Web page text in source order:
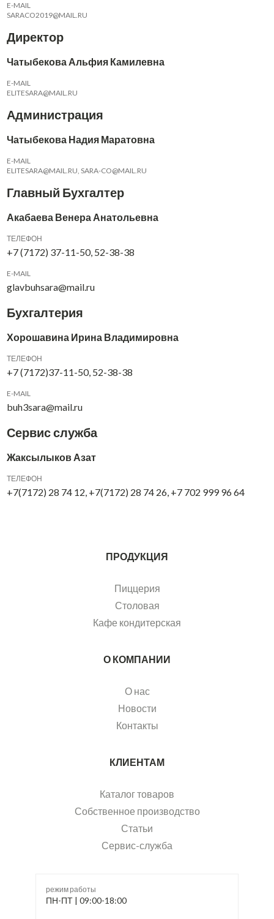
E-MAIL
SARACO2019@MAIL.RU
Директор
Чатыбекова Альфия Камилевна
E-MAIL
ELITESARA@MAIL.RU
Администрация
Чатыбекова Надия Маратовна
E-MAIL
ELITESARA@MAIL.RU, SARA-CO@MAIL.RU
Главный Бухгалтер
Акабаева Венера Анатольевна
ТЕЛЕФОН
+7 (7172) 37-11-50, 52-38-38
E-MAIL
glavbuhsara@mail.ru
Бухгалтерия
Хорошавина Ирина Владимировна
ТЕЛЕФОН
+7 (7172)37-11-50, 52-38-38
E-MAIL
buh3sara@mail.ru
Сервис служба
Жаксылыков Азат
ТЕЛЕФОН
+7(7172) 28 74 12, +7(7172) 28 74 26, +7 702 999 96 64
ПРОДУКЦИЯ
Пиццерия
Столовая
Кафе кондитерская
О КОМПАНИИ
О нас
Новости
Контакты
КЛИЕНТАМ
Каталог товаров
Собственное производство
Статьи
Сервис-служба
режим работы
ПН-ПТ | 09:00-18:00